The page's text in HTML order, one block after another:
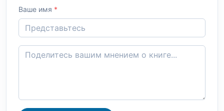
Ваше имя *